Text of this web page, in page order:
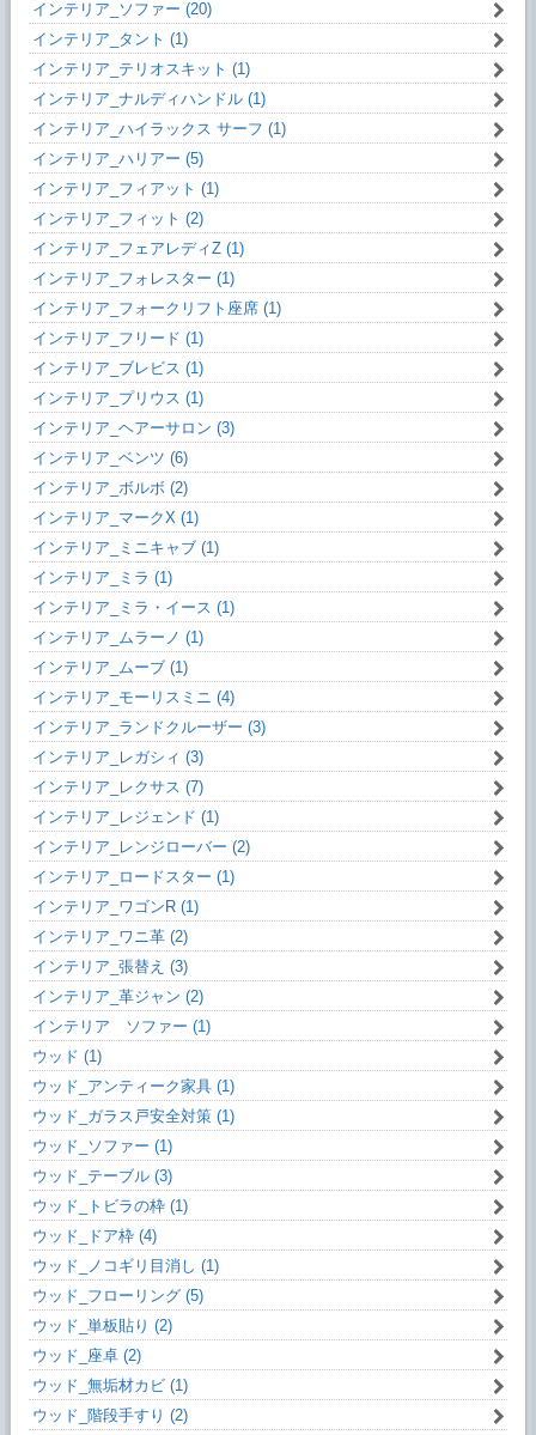
インテリア_ソファー (20)
インテリア_タント (1)
インテリア_テリオスキット (1)
インテリア_ナルディハンドル (1)
インテリア_ハイラックス サーフ (1)
インテリア_ハリアー (5)
インテリア_フィアット (1)
インテリア_フィット (2)
インテリア_フェアレディZ (1)
インテリア_フォレスター (1)
インテリア_フォークリフト座席 (1)
インテリア_フリード (1)
インテリア_ブレビス (1)
インテリア_プリウス (1)
インテリア_ヘアーサロン (3)
インテリア_ベンツ (6)
インテリア_ボルボ (2)
インテリア_マークX (1)
インテリア_ミニキャブ (1)
インテリア_ミラ (1)
インテリア_ミラ・イース (1)
インテリア_ムラーノ (1)
インテリア_ムーブ (1)
インテリア_モーリスミニ (4)
インテリア_ランドクルーザー (3)
インテリア_レガシィ (3)
インテリア_レクサス (7)
インテリア_レジェンド (1)
インテリア_レンジローバー (2)
インテリア_ロードスター (1)
インテリア_ワゴンR (1)
インテリア_ワニ革 (2)
インテリア_張替え (3)
インテリア_革ジャン (2)
インテリア ソファー (1)
ウッド (1)
ウッド_アンティーク家具 (1)
ウッド_ガラス戸安全対策 (1)
ウッド_ソファー (1)
ウッド_テーブル (3)
ウッド_トビラの枠 (1)
ウッド_ドア枠 (4)
ウッド_ノコギリ目消し (1)
ウッド_フローリング (5)
ウッド_単板貼り (2)
ウッド_座卓 (2)
ウッド_無垢材カビ (1)
ウッド_階段手すり (2)